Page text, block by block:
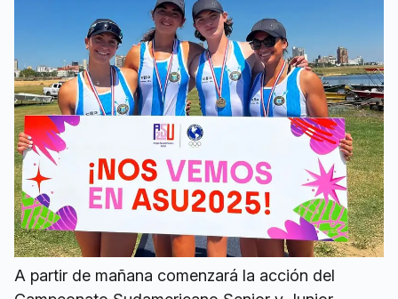
A partir de mañana comenzará la acción del